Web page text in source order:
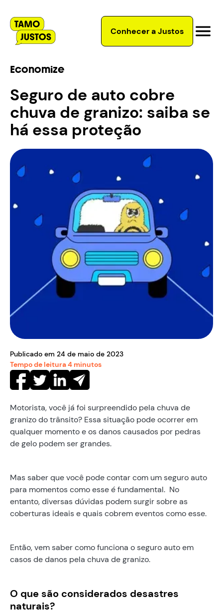
Conhecer a Justos
Economize
Seguro de auto cobre
chuva de granizo: saiba se
há essa proteção
Publicado em 24 de maio de 2023
Tempo de leitura4 minutos
Motorista, você já foi surpreendido pela chuva de
granizo do trânsito? Essa situação pode ocorrer em
qualquer momento e os danos causados por pedras
de gelo podem ser grandes.
Mas saber que você pode contar com um seguro auto
para momentos como esse é fundamental. No
entanto, diversas dúvidas podem surgir sobre as
coberturas ideais e quais cobrem eventos como esse.
Então, vem saber como funciona o seguro auto em
casos de danos pela chuva de granizo.
O que são considerados desastres
naturais?